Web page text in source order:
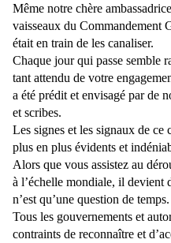
Même notre chère
vaisseaux du Commandement
était en train de les canaliser.
Chaque jour qui passe semble
tant attendu de votre
a été prédit et envisagé par de
et scribes.
Les signes et les signaux de
plus en plus évidents et
Alors que vous assistez au
à l’échelle mondiale, il devient
n’est qu’une question de temps.
Tous les gouvernements et
contraints de reconnaître et